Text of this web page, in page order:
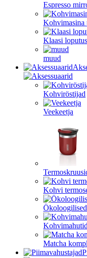
Espresso
Kohvimasina
Klaasi
muud
Kohviröstijad
Veekeetja
Kohvi
Kohvimahutid
Matcha